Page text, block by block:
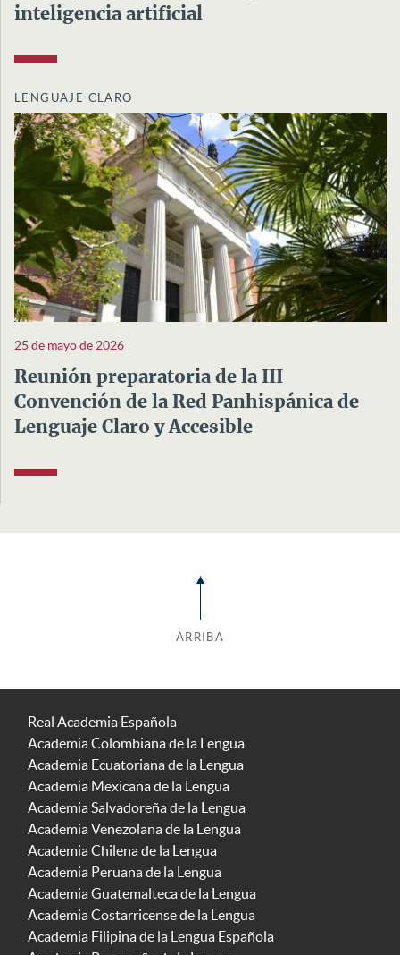
inteligencia artificial
LENGUAJE CLARO
25 de mayo de 2026
Reunión preparatoria de la III
Convención de la Red Panhispánica de
Lenguaje Claro y Accesible
ARRIBA
Real Academia Española
Academia Colombiana de la Lengua
Academia Ecuatoriana de la Lengua
Academia Mexicana de la Lengua
Academia Salvadoreña de la Lengua
Academia Venezolana de la Lengua
Academia Chilena de la Lengua
Academia Peruana de la Lengua
Academia Guatemalteca de la Lengua
Academia Costarricense de la Lengua
Academia Filipina de la Lengua Española